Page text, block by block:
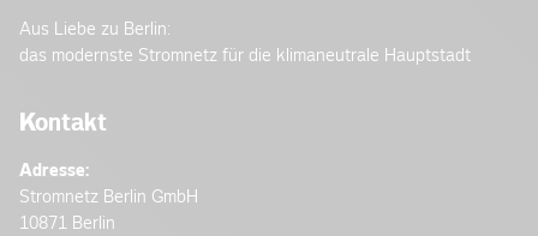
Aus Liebe zu Berlin:
das modernste Stromnetz für die klimaneutrale Hauptstadt
Kontakt
Adresse:
Stromnetz Berlin GmbH
10871 Berlin